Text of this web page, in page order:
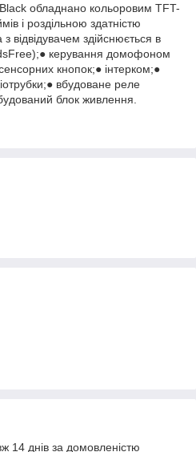
обладнано кольоровим TFT-
і роздільною здатністю
відвідувачем здійснюється в
керування домофоном
кнопок;● інтерком;●
вбудоване реле
блок живлення.
14 днів за домовленістю